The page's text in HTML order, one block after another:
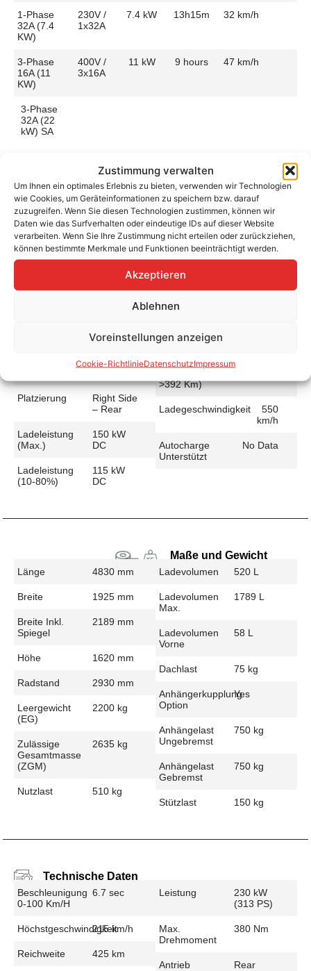
Zustimmung verwalten
Um Ihnen ein optimales Erlebnis zu bieten, verwenden wir Technologien
wie Cookies, um Geräteinformationen zu speichern bzw. darauf
zuzugreifen. Wenn Sie diesen Technologien zustimmen, können wir
Daten wie das Surfverhalten oder eindeutige IDs auf dieser Website
verarbeiten. Wenn Sie Ihre Zustimmung nicht erteilen oder zurückziehen,
können bestimmte Merkmale und Funktionen beeinträchtigt werden.
Akzeptieren
Ablehnen
Voreinstellungen anzeigen
Cookie-RichtlinieDatenschutzImpressum
1-Phase
32A (7.4
KW)
230V /
1x32A
7.4 kW 13h15m 32 km/h
3-Phase
16A (11
KW)
400V /
3x16A
11 kW 9 hours 47 km/h
3-Phase
32A (22
kW) SA
Aufladen zu Hause / am Fahrtziel
Ladeanschluss Type 2
Platzierung
Right Side
– Rear
Ladezeit (0-
>490 Km)
9 hours
Ladegeschwindigkeit48 km/h
Platzierung
Right Side
– Rear
Ladeleistung
(max.)
150 kW
DC
Ladeleistung
(10-80%)
115 kW
DC
>392 Km)
Ladegeschwindigkeit
550
km/h
Autocharge
Unterstützt
No Data
Maße und Gewicht
Länge 4830 mm
Breite 1925 mm
Breite Inkl.
Spiegel
2189 mm
Höhe 1620 mm
Radstand 2930 mm
Leergewicht
(EG)
2200 kg
Zulässige
Gesamtmasse
(zGM)
2635 kg
Nutzlast 510 kg
Ladevolumen 520 L
Ladevolumen
Max.
1789 L
Ladevolumen
Vorne
58 L
Dachlast 75 kg
Anhängerkupplung
Option
Yes
Anhängelast
Ungebremst
750 kg
Anhängelast
Gebremst
750 kg
Stützlast 150 kg
Technische Daten
Beschleunigung
0-100 Km/h
6.7 sec
Höchstgeschwindigkeit
215 km/h
Reichweite 425 km
Leistung
230 kW
(313 PS)
Max.
Drehmoment
380 Nm
Antrieb Rear